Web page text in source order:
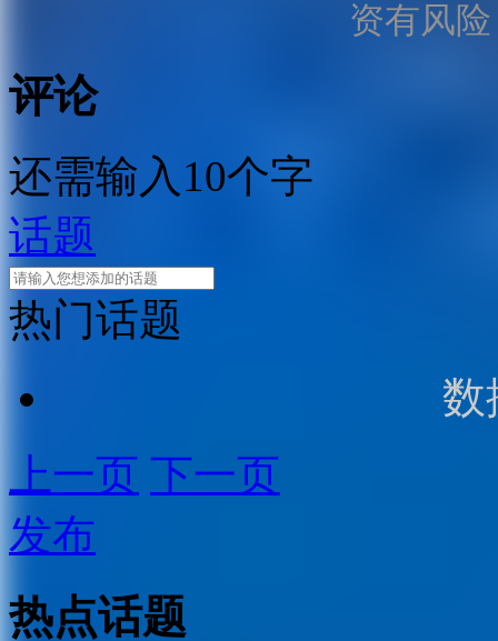
资有风
评论
还需输入10个字
话题
热门话题
数
上一页 下一页
发布
热点话题